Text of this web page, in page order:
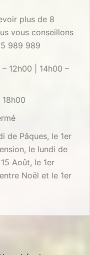
plus de 8
vous conseillons
989 989
12h00 | 14h00 –
de Pâques, le 1er
le lundi de
Août, le 1er
Noël et le 1er